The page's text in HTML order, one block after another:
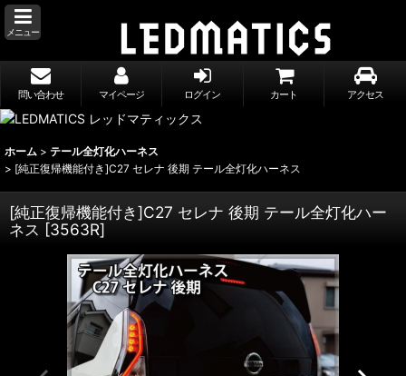
メニュー
問い合わせ マイページ ログイン カート アクセス
ホーム > テール全灯化ハーネス
> [純正復帰機能付き]C27 セレナ 後期 テール全灯化ハーネス
[純正復帰機能付き]C27 セレナ 後期 テール全灯化ハー
ネス [3563R]